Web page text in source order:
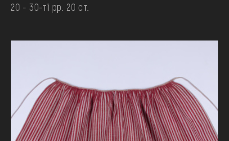
20 - 30-ті рр. 20 ст.